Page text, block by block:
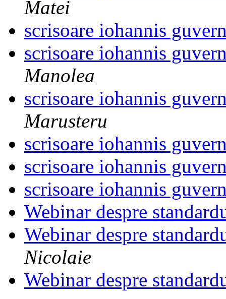
Matei
scrisoare iohannis
scrisoare iohannis
Manolea
scrisoare iohannis
Marusteru
scrisoare iohannis
scrisoare iohannis
scrisoare iohannis
Webinar despre
Webinar despre
Nicolaie
Webinar despre